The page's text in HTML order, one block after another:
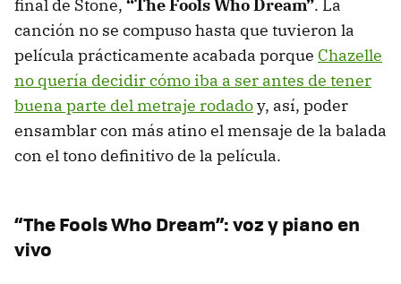
final de Stone, “The Fools Who Dream”. La
canción no se compuso hasta que tuvieron la
película prácticamente acabada porque Chazelle
no quería decidir cómo iba a ser antes de tener
buena parte del metraje rodadoy, así, poder
ensamblar con más atino el mensaje de la balada
con el tono definitivo de la película.
“The Fools Who Dream”: voz y piano en
vivo